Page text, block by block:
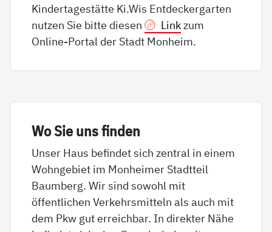
Kindertagestätte Ki.Wis Entdeckergarten
nutzen Sie bitte diesen
Linkzum
Online-Portal der Stadt Monheim.
Wo Sie uns fin­den
Unser Haus befindet sich zentral in einem
Wohngebiet im Monheimer Stadtteil
Baumberg. Wir sind sowohl mit
öffentlichen Verkehrsmitteln als auch mit
dem Pkw gut erreichbar. In direkter Nähe